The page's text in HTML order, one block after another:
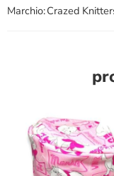
Marchio:Crazed